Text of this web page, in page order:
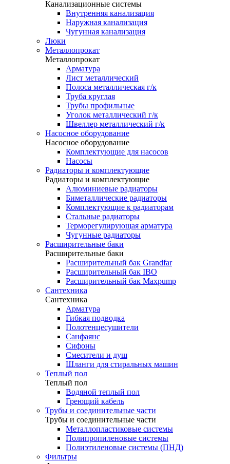
Канализационные системы
Внутренняя канализация
Наружная канализация
Чугунная канализация
Люки
Металлопрокат
Металлопрокат
Арматура
Лист металлический
Полоса металлическая г/к
Труба круглая
Трубы профильные
Уголок металлический г/к
Швеллер металлический г/к
Насосное оборудование
Насосное оборудование
Комплектующие для насосов
Насосы
Радиаторы и комплектующие
Радиаторы и комплектующие
Алюминиевые радиаторы
Биметаллические радиаторы
Комплектующие к радиаторам
Стальные радиаторы
Терморегулирующая арматура
Чугунные радиаторы
Расширительные баки
Расширительные баки
Расширительный бак Grandfar
Расширительный бак IBO
Расширительный бак Maxpump
Сантехника
Сантехника
Арматура
Гибкая подводка
Полотенцесушители
Санфаянс
Сифоны
Смесители и душ
Шланги для стиральных машин
Теплый пол
Теплый пол
Водяной теплый пол
Греющий кабель
Трубы и соединительные части
Трубы и соединительные части
Металлопластиковые системы
Полипропиленовые системы
Полиэтиленовые системы (ПНД)
Фильтры